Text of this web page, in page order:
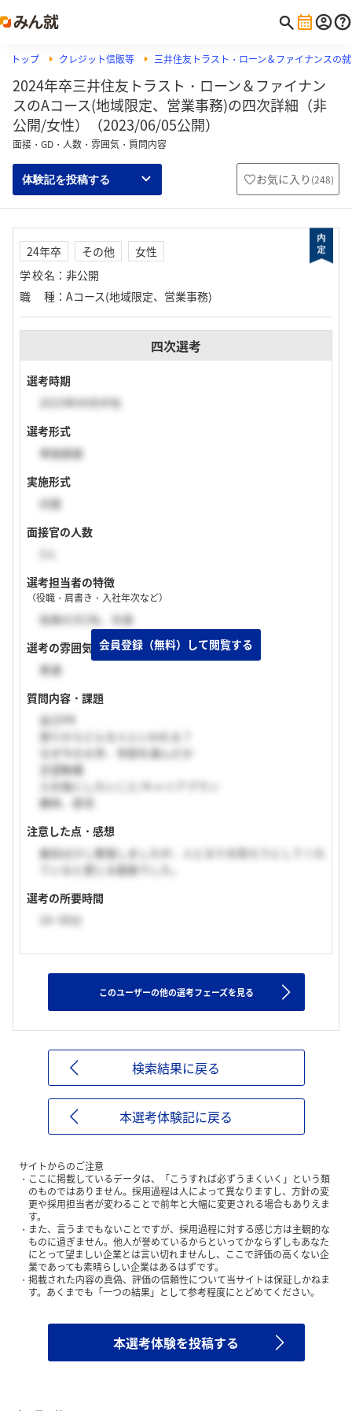
トップ クレジット信販等 三井住友トラスト・ローン＆ファイナンスの
2024年卒三井住友トラスト・ローン＆ファイナン
スのAコース(地域限定、営業事務)の四次詳細（非
公開/女性）（2023/06/05公開）
面接・GD・人数・雰囲気・質問内容
体験記を投稿する お気に入り (248)
24年卒 その他
女性
学校名 ： 非公開
職種 ： Aコース(地域限定、営業事務)
四次選考
選考時期
2023年04月中旬
選考形式
単独面接
実施形式
対面
面接官の人数
選考担当者の特徴
（役職・肩書き・入社年次など）
役員の方2名、社長
選考の雰囲気
普通
質問内容・課題
自己PR
周りからどんな人といわれる？
なぜ今の大学、学部を選んだか
志望動機
入社後にしたいこと/キャリアプラン
趣味、部活
注意した点・感想
最初は少し緊張しましたが、人となりを知ろうとしてくれ
ていると感じる面接でした。
選考の所要時間
16~30分
このユーザーの他の選考フェーズを見る
検索結果に戻る
本選考体験記に戻る
サイトからのご注意
ここに掲載しているデータは、「こうすれば必ずうまくいく」という類
のものではありません。採用過程は人によって異なりますし、方針の変
更や採用担当者が変わることで前年と大幅に変更される場合もありえま
す。
また、言うまでもないことですが、採用過程に対する感じ方は主観的な
ものに過ぎません。他人が誉めているからといってかならずしもあなた
にとって望ましい企業とは言い切れませんし、ここで評価の高くない企
業であっても素晴らしい企業はあるはずです。
掲載された内容の真偽、評価の信頼性について当サイトは保証しかねま
す。あくまでも「一つの結果」として参考程度にとどめてください。
本選考体験を投稿する